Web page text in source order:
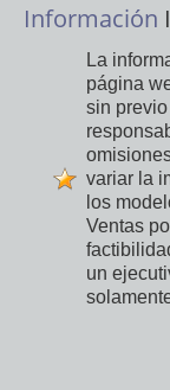
Información
La
página
sin
variar la
los
Ventas
un